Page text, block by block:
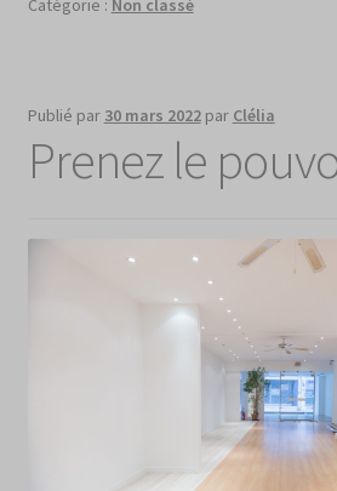
Catégorie : Non classé
Publié par 30 mars 2022 par Clélia
Prenez le